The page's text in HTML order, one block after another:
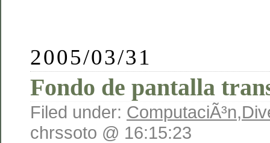
2005/03/31
Fondo de pantalla
Filed under: ComputaciÃ³n,
chrssoto @ 16:15:23